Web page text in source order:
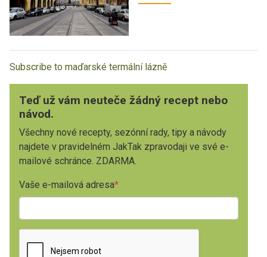
Subscribe to maďarské termální lázně
Teď už vám neuteče žádný recept nebo
návod.
Všechny nové recepty, sezónní rady, tipy a návody
najdete v pravidelném JakTak zpravodaji ve své e-
mailové schránce. ZDARMA.
Vaše e-mailová adresa